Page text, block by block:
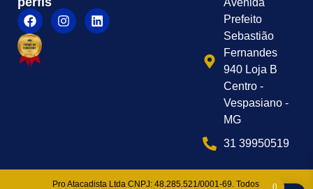
Prefeito
Sebastião
Fernandes
940 Loja B
Centro -
Vespasiano -
MG
31 39950519
Pro Atacadista Ltda CNPJ: 48.285.521/0001-69. Todos
0